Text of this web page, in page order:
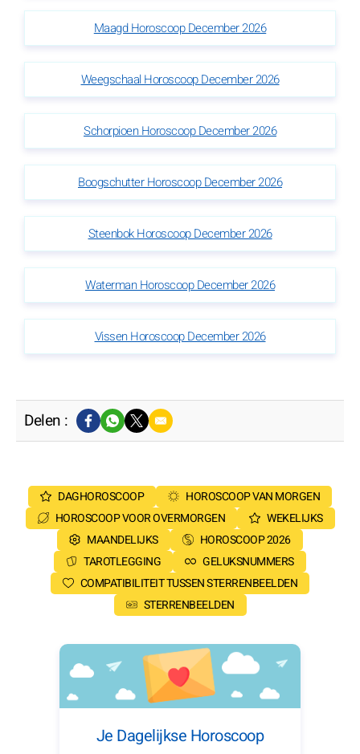
Maagd Horoscoop December 2026
Weegschaal Horoscoop December 2026
Schorpioen Horoscoop December 2026
Boogschutter Horoscoop December 2026
Steenbok Horoscoop December 2026
Waterman Horoscoop December 2026
Vissen Horoscoop December 2026
Delen :
DAGHOROSCOOP
HOROSCOOP VAN MORGEN
HOROSCOOP VOOR OVERMORGEN
WEKELIJKS
MAANDELIJKS
HOROSCOOP 2026
TAROTLEGGING
GELUKSNUMMERS
COMPATIBILITEIT TUSSEN STERRENBEELDEN
STERRENBEELDEN
Je Dagelijkse Horoscoop